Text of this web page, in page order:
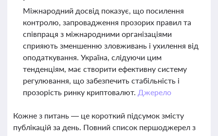
Міжнародний досвід показує, що посилення
контролю, запровадження прозорих правил та
співпраця з міжнародними організаціями
сприяють зменшенню зловживань і ухилення від
оподаткування. Україна, слідуючи цим
тенденціям, має створити ефективну систему
регулювання, що забезпечить стабільність і
прозорість ринку криптовалют. Джерело
Кожне з питань — це короткий підсумок змісту
публікацій за день. Повний список першоджерел з